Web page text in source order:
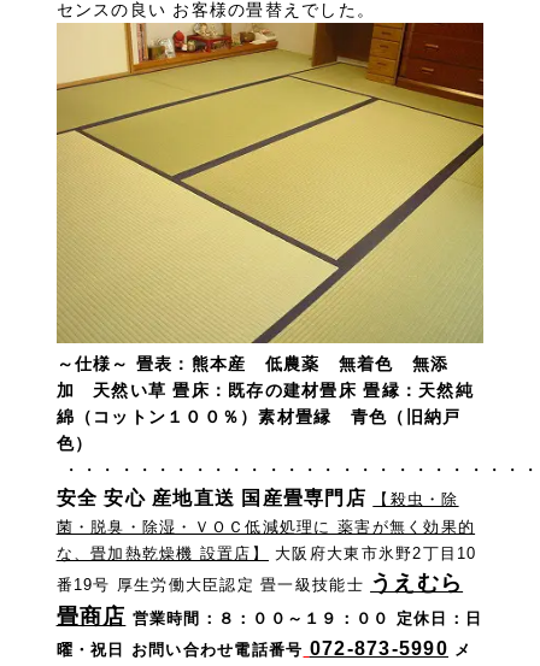
センスの良い お客様の畳替えでした。
～仕様～ 畳表：熊本産 低農薬 無着色 無添
加 天然い草 畳床：既存の建材畳床 畳縁：天然純
綿（コットン１００％）素材畳縁 青色（旧納戸
色）
・・・・・・・・・・・・・・・・・・・・・・・・・
安全 安心 産地直送 国産畳専門店
【殺虫・除
菌・脱臭・除湿・ＶＯＣ低減処理に 薬害が無く効果的
な、畳加熱乾燥機 設置店】
大阪府大東市氷野2丁目10
番19号 厚生労働大臣認定 畳一級技能士 うえむら
畳商店 営業時間：８：００～１９：００ 定休日：日
曜・祝日
お問い合わせ電話番号 072-873-5990 メ